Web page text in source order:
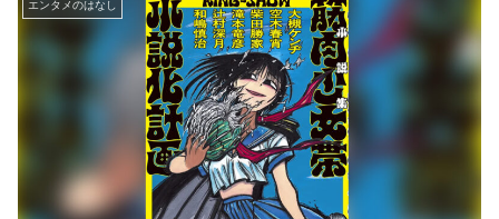
エンタメのはなし